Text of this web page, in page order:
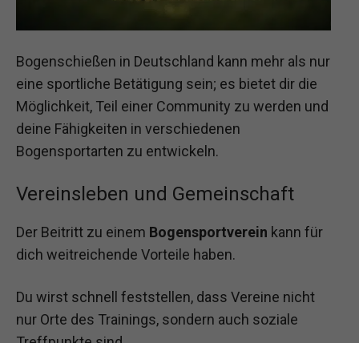
Bogenschießen in Deutschland kann mehr als nur
eine sportliche Betätigung sein; es bietet dir die
Möglichkeit, Teil einer Community zu werden und
deine Fähigkeiten in verschiedenen
Bogensportarten zu entwickeln.
Vereinsleben und Gemeinschaft
Der Beitritt zu einem Bogensportverein kann für
dich weitreichende Vorteile haben.
Du wirst schnell feststellen, dass Vereine nicht
nur Orte des Trainings, sondern auch soziale